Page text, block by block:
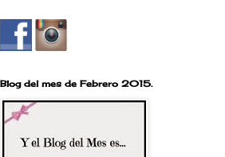
Blog del mes de Febrero 2015.